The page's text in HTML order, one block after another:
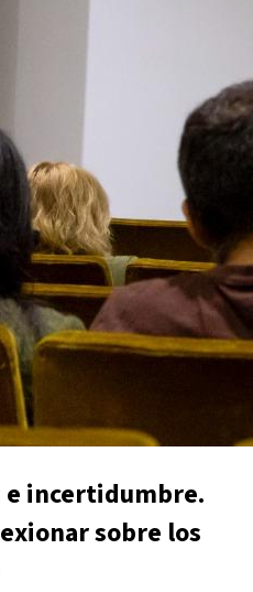
e incertidumbre.
sobre los